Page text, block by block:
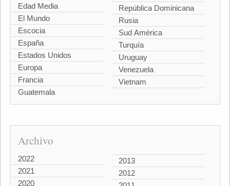
Edad Media
El Mundo
Escocia
España
Estados Unidos
Europa
Francia
Guatemala
República Dominicana
Rusia
Sud América
Turquía
Uruguay
Venezuela
Vietnam
Archivo
2022
2021
2020
2013
2012